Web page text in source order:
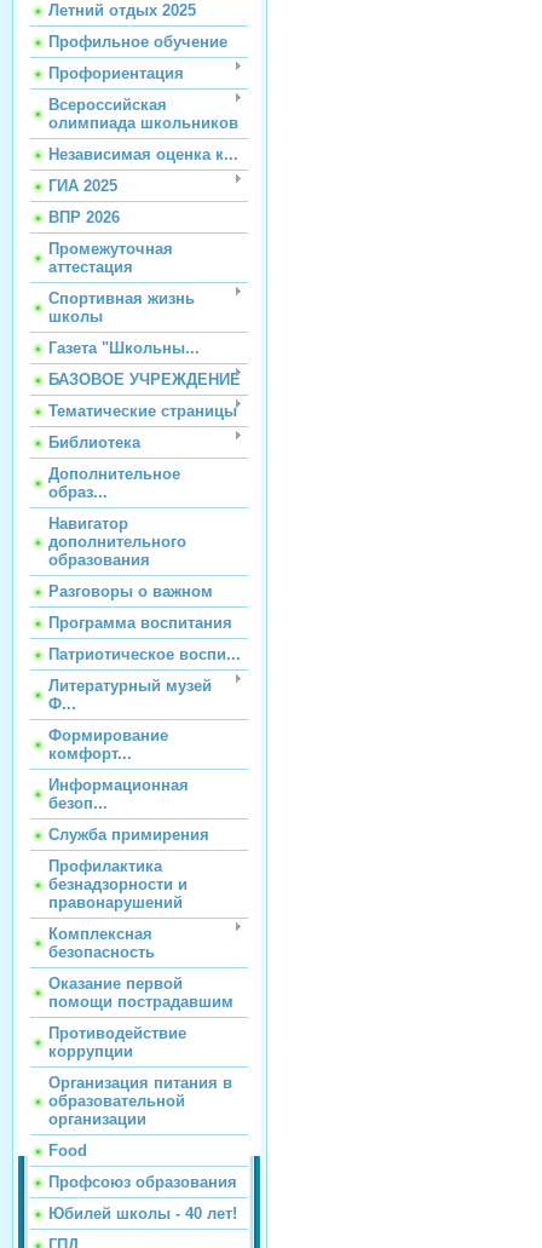
Летний отдых 2025
Профильное обучение
Профориентация
Всероссийская
олимпиада школьников
Независимая оценка к...
ГИА 2025
ВПР 2026
Промежуточная
аттестация
Спортивная жизнь
школы
Газета "Школьны...
БАЗОВОЕ УЧРЕЖДЕНИЕ
Тематические страницы
Библиотека
Дополнительное
образ...
Навигатор
дополнительного
образования
Разговоры о важном
Программа воспитания
Патриотическое воспи...
Литературный музей
Ф...
Формирование
комфорт...
Информационная
безоп...
Служба примирения
Профилактика
безнадзорности и
правонарушений
Комплексная
безопасность
Оказание первой
помощи пострадавшим
Противодействие
коррупции
Организация питания в
образовательной
организации
Food
Профсоюз образования
Юбилей школы - 40 лет!